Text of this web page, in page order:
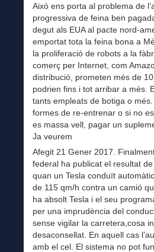
Això ens porta al problema de
progressiva de feina ben
degut als EUA al pacte nord-
emportat tota la feina bona a
la proliferació de robots a la
comerç per Internet, com
distribució, prometen més de
podrien fins i tot arribar a més.
tants empleats de botiga o
formes de re-entrenar o si no
es massa vell, pagar un
Ja veurem
Afegit 21 Gener 2017.
federal ha publicat el resultat
quan un Tesla conduït
de 115 qm/h contra un camió
ha absolt Tesla i el seu
per una imprudència del
sense vigilar la carretera,cosa
desaconsellat. En aquell cas
amb el cel. El sistema no pot